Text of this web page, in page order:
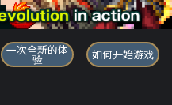
一次全新的体
验 如何开始游戏